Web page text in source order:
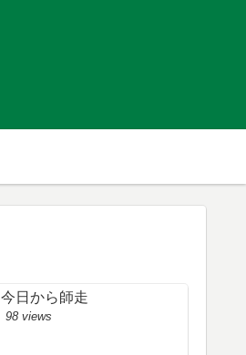
今日から師走
98 views